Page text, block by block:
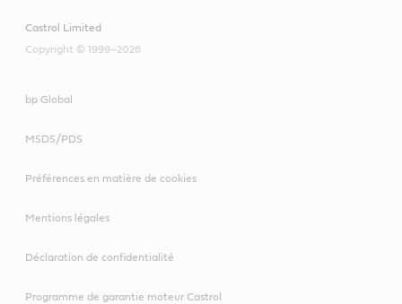
Castrol Limited
Copyright © 1999–2026
bp Global
MSDS/PDS
Préférences en matière de cookies
Mentions légales
Déclaration de confidentialité
Programme de garantie moteur Castrol